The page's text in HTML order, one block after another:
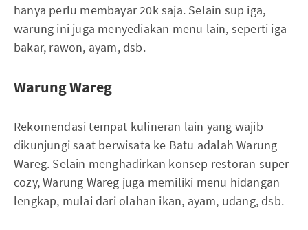
hanya perlu membayar 20k saja. Selain sup iga,
warung ini juga menyediakan menu lain, seperti iga
bakar, rawon, ayam, dsb.
Warung Wareg
Rekomendasi tempat kulineran lain yang wajib
dikunjungi saat berwisata ke Batu adalah Warung
Wareg. Selain menghadirkan konsep restoran super
cozy, Warung Wareg juga memiliki menu hidangan
lengkap, mulai dari olahan ikan, ayam, udang, dsb.